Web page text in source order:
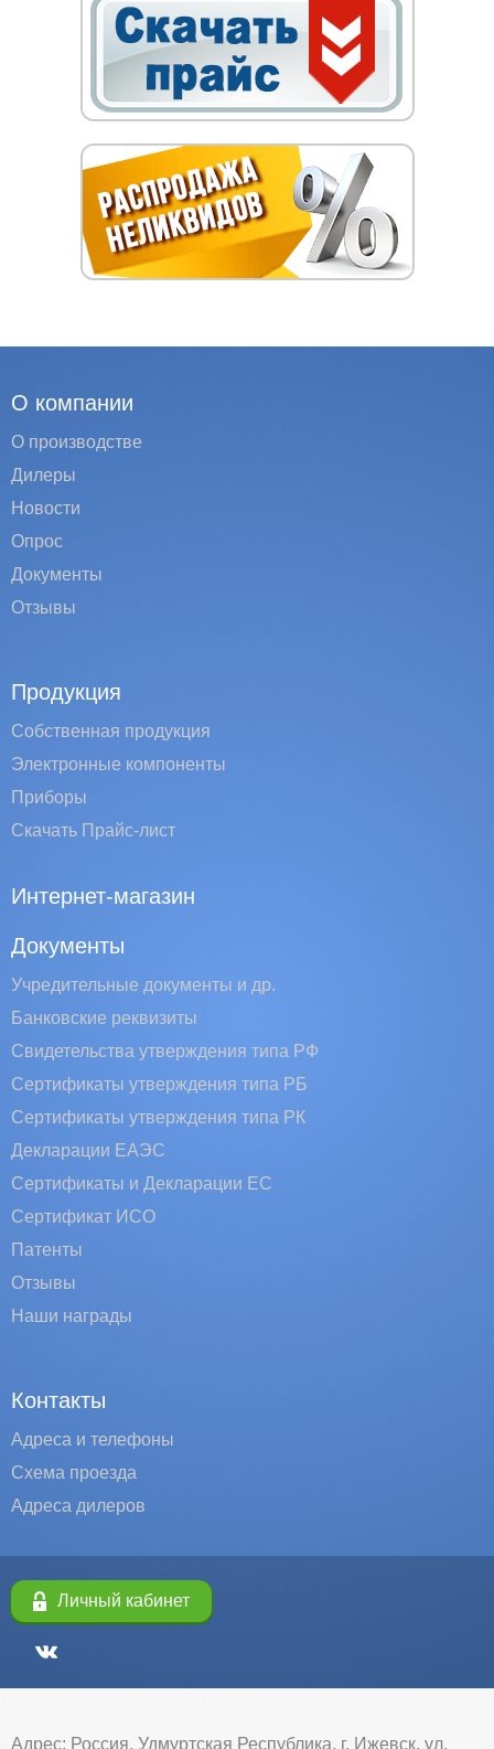
О компании
О производстве
Дилеры
Новости
Опрос
Документы
Отзывы
Продукция
Собственная продукция
Электронные компоненты
Приборы
Скачать Прайс-лист
Интернет-магазин
Документы
Учредительные документы и др.
Банковские реквизиты
Свидетельства утверждения типа РФ
Сертификаты утверждения типа РБ
Сертификаты утверждения типа РК
Декларации ЕАЭС
Сертификаты и Декларации EC
Сертификат ИСО
Патенты
Отзывы
Наши награды
Контакты
Адреса и телефоны
Схема проезда
Адреса дилеров
Личный кабинет
Адрес: Россия, Удмуртская Республика, г. Ижевск, ул.